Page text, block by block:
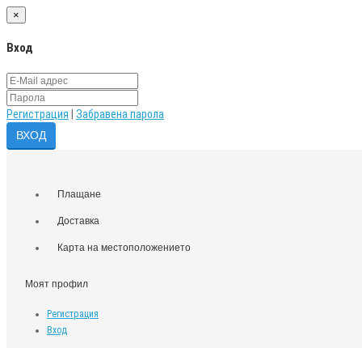
×
Вход
Регистрация Забравена парола
Плащане
Доставка
Карта на местоположението
Моят профил
Регистрация
Вход